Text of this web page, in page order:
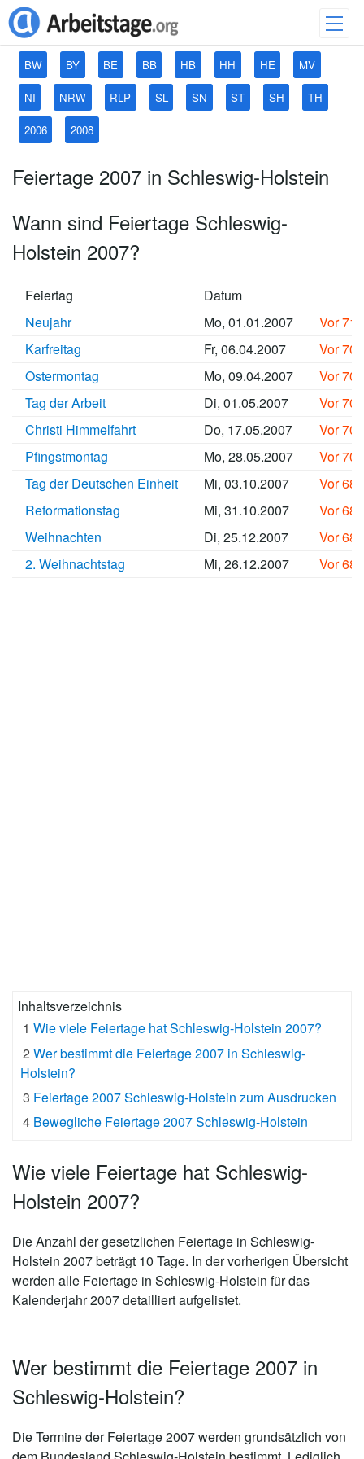
BW BY BE BB HB HH HE MV
NI NRW RLP SL SN ST SH TH
2006 2008
Feiertage 2007 in Schleswig-Holstein
Wann sind Feiertage Schleswig-
Holstein 2007?
Feiertag
Datum
Neujahr
Mo, 01.01.2007
Vor
Karfreitag
Fr, 06.04.2007
Vor
Ostermontag
Mo, 09.04.2007
Vor
Tag der Arbeit
Di, 01.05.2007
Vor
Christi Himmelfahrt
Do, 17.05.2007
Vor
Pfingstmontag
Mo, 28.05.2007
Vor
Tag der Deutschen Einheit
Mi, 03.10.2007
Vor
Reformationstag
Mi, 31.10.2007
Vor
Weihnachten
Di, 25.12.2007
Vor
2. Weihnachtstag
Mi, 26.12.2007 Vor
Inhaltsverzeichnis
1 Wie viele Feiertage hat Schleswig-Holstein 2007?
2 Wer bestimmt die Feiertage 2007 in Schleswig-
Holstein?
3 Feiertage 2007 Schleswig-Holstein zum Ausdrucken
4 Bewegliche Feiertage 2007 Schleswig-Holstein
Wie viele Feiertage hat Schleswig-
Holstein 2007?
Die Anzahl der gesetzlichen Feiertage in Schleswig-
Holstein 2007 beträgt 10 Tage. In der vorherigen Übersicht
werden alle Feiertage in Schleswig-Holstein für das
Kalenderjahr 2007 detailliert aufgelistet.
Wer bestimmt die Feiertage 2007 in
Schleswig-Holstein?
Die Termine der Feiertage 2007 werden grundsätzlich von